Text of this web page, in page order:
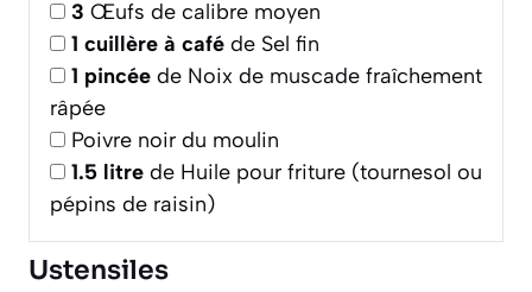
3 Œufs de calibre moyen
1 cuillère à café de Sel fin
1 pincée de Noix de muscade fraîchement
râpée
Poivre noir du moulin
1.5 litre de Huile pour friture (tournesol ou
pépins de raisin)
Ustensiles